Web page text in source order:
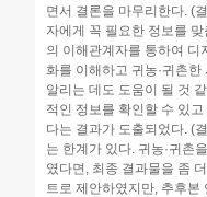
면서 결론을 마무리한다. (
자에게 꼭 필요한 정보를
의 이해관계자를 통하여 디
화를 이해하고 귀농·귀촌
알리는 데도 도움이 될 것
적인 정보를 확인할 수 있
다는 결과가 도출되었다. (
는 한계가 있다. 귀농·귀촌
였다면, 최종 결과물을 좀
트로 제안하였지만, 추후본